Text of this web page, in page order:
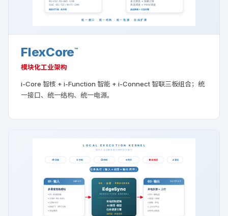
FlexCore™
模块化工业架构
i-Core 智核 + i-Function 智能 + i-Connect 智联三板组合；统
一接口、统一结构、统一电源。